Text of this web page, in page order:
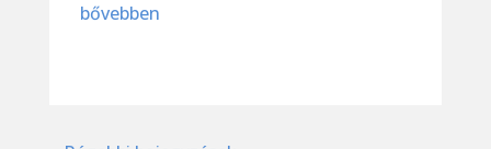
bővebben